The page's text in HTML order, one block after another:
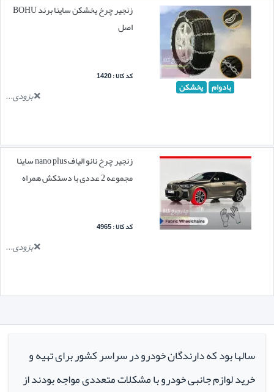
بادوام یخشکن
زنجیر چرخ یخشکن ساینا برند BOHU
اصل
کد کالا : 1420
بزودی...
زنجیر چرخ نانو الیاف nano plus ساینا
مجموعه 2 عددی با دستکش همراه
کد کالا : 4965
بزودی...
سالها بود که دارندگان خودرو در سراسر کشور برای تهیه و
خرید لوازم جانبی خودرو با مشکلات متعددی مواجه بودند از